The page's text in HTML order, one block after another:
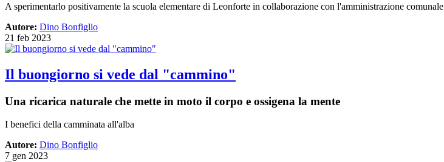
A sperimentarlo positivamente la scuola elementare di Leonforte in collaborazione con l'amministrazione comunale
Autore: Dino Bonfiglio
21 feb 2023
Il buongiorno si vede dal "cammino"
Una ricarica naturale che mette in moto il corpo e ossigena la mente
I benefici della camminata all'alba
Autore: Dino Bonfiglio
7 gen 2023